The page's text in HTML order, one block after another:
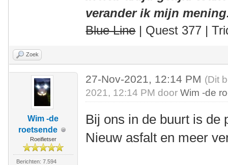
verander ik mijn
Blue Line| Quest 377 |
Zoek
Wim -de
roetsende
Roeifietser
Berichten: 7.594
27-Nov-2021, 12:14 PM (Dit
2021, 12:14 PM doorWim -de
Bij ons in de buurt is de
Nieuw asfalt en meer